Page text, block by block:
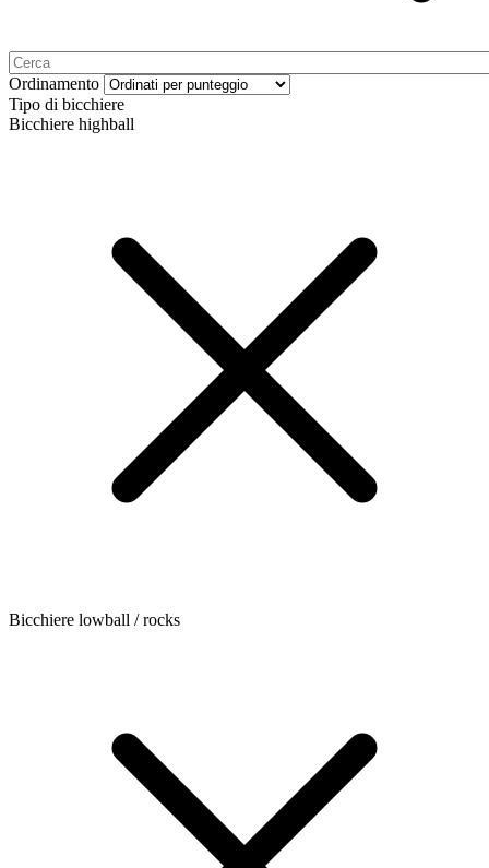
Ordinamento
Tipo di bicchiere
Bicchiere highball
Bicchiere lowball / rocks